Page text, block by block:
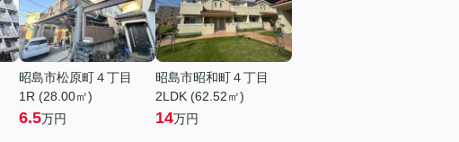
昭島市松原町４丁目
1R (28.00㎡)
6.5万円
昭島市昭和町４丁目
2LDK (62.52㎡)
14万円